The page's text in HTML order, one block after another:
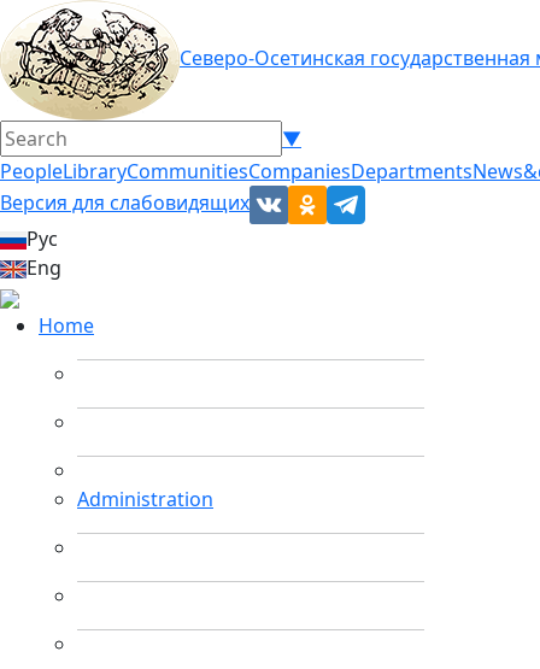
Северо-Осетинская
▼
PeopleLibraryCommunitiesCompaniesDepartments
Версия для слабовидящих
Рус
Eng
Home
Administration